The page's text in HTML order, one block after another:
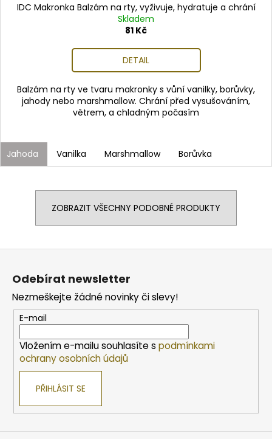
IDC Makronka Balzám na rty, vyživuje, hydratuje a chrání
Skladem
81 Kč
DETAIL
Balzám na rty ve tvaru makronky s vůní vanilky, borůvky,
jahody nebo marshmallow. Chrání před vysušováním,
větrem, a chladným počasím
Jahoda Vanilka Marshmallow Borůvka
ZOBRAZIT VŠECHNY PODOBNÉ PRODUKTY
Z
Odebírat newsletter
Nezmeškejte žádné novinky či slevy!
E-mail
Vložením e-mailu souhlasíte s podmínkami
ochrany osobních údajů
PŘIHLÁSIT SE